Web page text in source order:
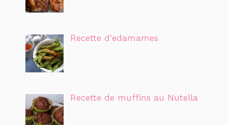
Recette d'edamames
Recette de muffins au Nutella